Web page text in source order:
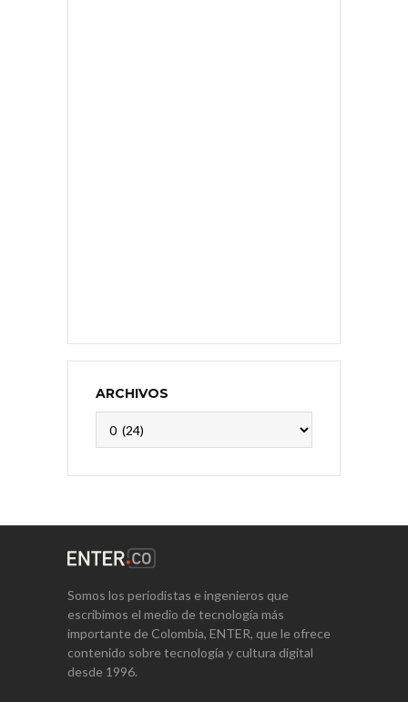
ARCHIVOS
Somos los periodistas e ingenieros que
escribimos el medio de tecnología más
importante de Colombia, ENTER, que le ofrece
contenido sobre tecnología y cultura digital
desde 1996.